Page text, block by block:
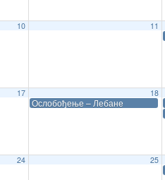
10 11
17 18
Ослобођење – Лебане
24 25